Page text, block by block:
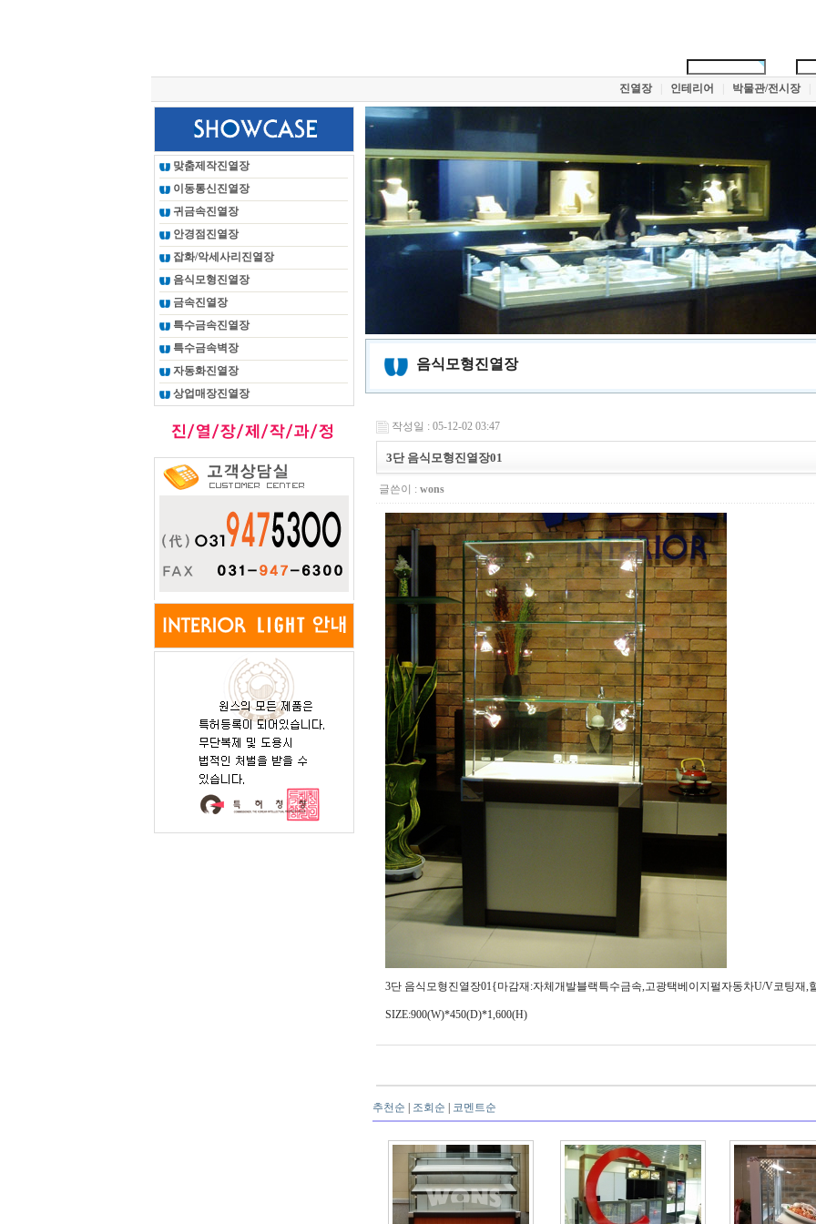
진열장 인테리어 박물관/전시장
맞춤제작진열장
이동통신진열장
귀금속진열장
안경점진열장
잡화/악세사리진열장
음식모형진열장
금속진열장
특수금속진열장
특수금속벽장
자동화진열장
상업매장진열장
음식모형진열장
작성일 : 05-12-02 03:47
3단 음식모형진열장01
글쓴이 : wons
3단 음식모형진열장01{마감재:자체개발블랙특수금속,고광택베이지펄자동차U/V코팅재,
SIZE:900(W)*450(D)*1,600(H)
추천순 조회순 코멘트순